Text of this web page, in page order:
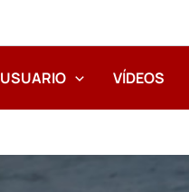
USUARIO VÍDEOS